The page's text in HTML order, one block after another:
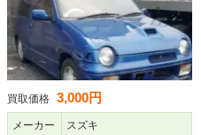
買取価格 3,000円
メーカー スズキ